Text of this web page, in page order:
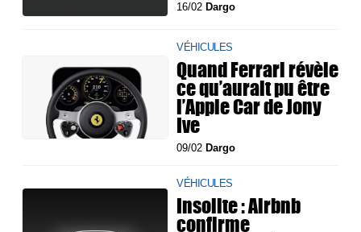
16/02 Dargo
VÉHICULES
Quand Ferrari révèle
ce qu’aurait pu être
l’Apple Car de Jony
Ive
09/02 Dargo
VÉHICULES
Insolite : Airbnb
confirme